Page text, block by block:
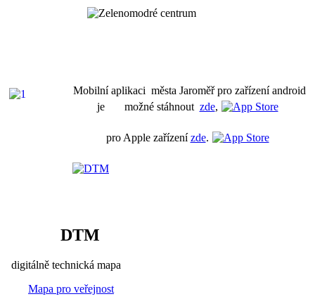
Mobilní aplikaci města Jaroměř pro zařízení android
je možné stáhnout zde,
pro Apple zařízenízde.
DTM
digitálně technická mapa
Mapa pro veřejnost